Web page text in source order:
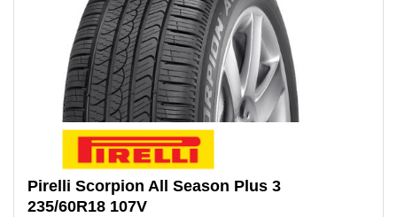
Pirelli Scorpion All Season Plus 3
235/60R18 107V